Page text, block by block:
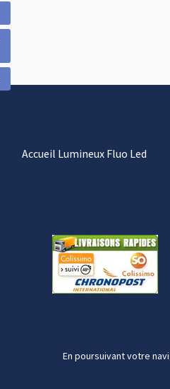
Accueil Lumineux Fluo Led
En poursuivant votre